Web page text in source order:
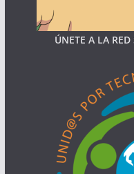
ÚNETE A LA